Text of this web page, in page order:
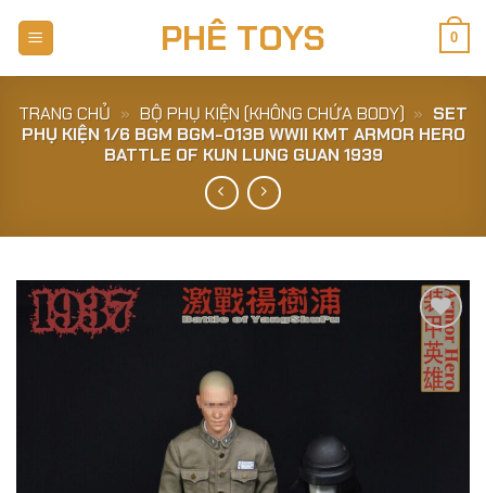
PHÊ TOYS 0
TRANG CHỦ » BỘ PHỤ KIỆN (KHÔNG CHỨA BODY) » SET
PHỤ KIỆN 1/6 BGM BGM-013B WWII KMT ARMOR HERO
BATTLE OF KUN LUNG GUAN 1939
Add to
Wishlist